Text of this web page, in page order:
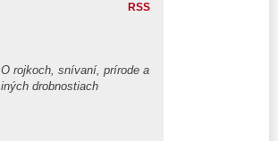
RSS
O rojkoch, snívaní, prírode a
iných drobnostiach